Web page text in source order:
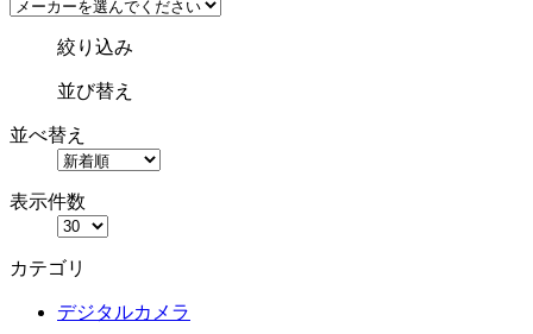
絞り込み
並び替え
並べ替え
表示件数
カテゴリ
デジタルカメラ